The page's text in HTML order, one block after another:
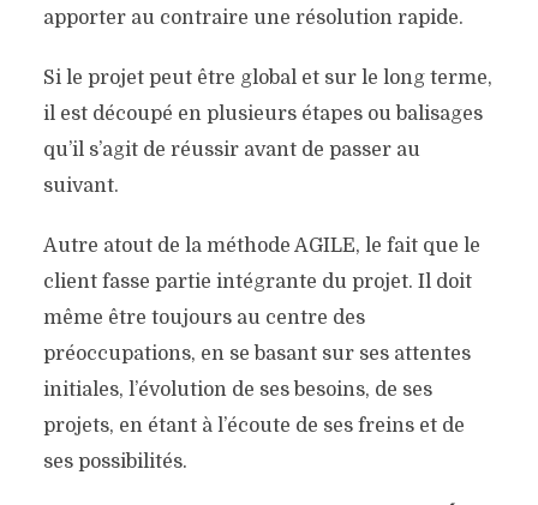
apporter au contraire une résolution rapide.
Si le projet peut être global et sur le long terme,
il est découpé en plusieurs étapes ou balisages
qu’il s’agit de réussir avant de passer au
suivant.
Autre atout de la méthode AGILE, le fait que le
client fasse partie intégrante du projet. Il doit
même être toujours au centre des
préoccupations, en se basant sur ses attentes
initiales, l’évolution de ses besoins, de ses
projets, en étant à l’écoute de ses freins et de
ses possibilités.